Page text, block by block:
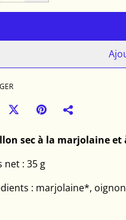
sec à la marjolaine et
net : 35 g
: marjolaine*,